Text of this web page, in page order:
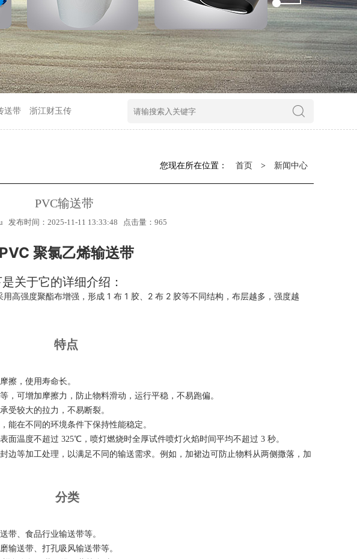
送带 浙江财玉传
您现在所在位置： 首页 > 新闻中心
PVC输送带
发布时间：2025-11-11 13:33:48 点击量： 965
PVC 聚氯乙烯输送带
关于它的详细介绍：
强度聚酯布增强，形成 1 布 1 胶、2 布 2 胶等不同结构，布层越多，强度越
特点
擦，使用寿命长。
，可增加摩擦力，防止物料滑动，运行平稳，不易跑偏。
受较大的拉力，不易断裂。
能在不同的环境条件下保持性能稳定。
面温度不超过 325℃，喷灯燃烧时全厚试件喷灯火焰时间平均不超过 3 秒。
边等加工处理，以满足不同的输送需求。例如，加裙边可防止物料从两侧撒落，加
分类
带、食品行业输送带等。
输送带、打孔吸风输送带等。